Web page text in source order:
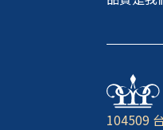
104509